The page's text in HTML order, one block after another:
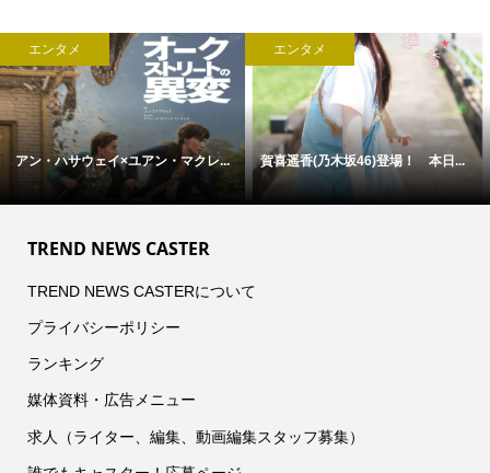
エンタメ
アン・ハサウェイ×ユアン・マクレ...
エンタメ
賀喜遥香(乃木坂46)登場！ 本日...
TREND NEWS CASTER
TREND NEWS CASTERについて
プライバシーポリシー
ランキング
媒体資料・広告メニュー
求人（ライター、編集、動画編集スタッフ募集）